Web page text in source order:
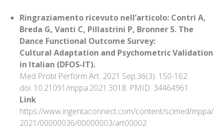
Ringraziamento ricevuto nell’articolo: Contri A,
Breda G, Vanti C, Pillastrini P, Bronner S. The
Dance Functional Outcome Survey:
Cultural Adaptation and Psychometric Validation
in Italian (DFOS-IT).
Med Probl Perform Art. 2021 Sep;36(3): 150-162.
doi: 10.21091/mppa.2021.3018. PMID: 34464961
Link
https://www.ingentaconnect.com/content/scimed/mppa/
2021/00000036/00000003/art00002